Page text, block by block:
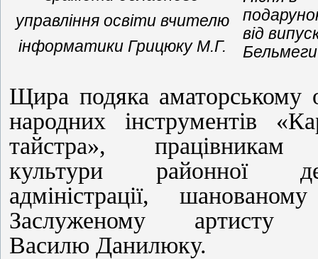
управління освіти вчителю
інформатики Грицюку М.Г.
від
Бельмеги
Щира подяка аматорському
народних інструментів
тайстра», працівникам
культури районної
адміністрації,
Заслуженому артисту
Василю Данилюку.